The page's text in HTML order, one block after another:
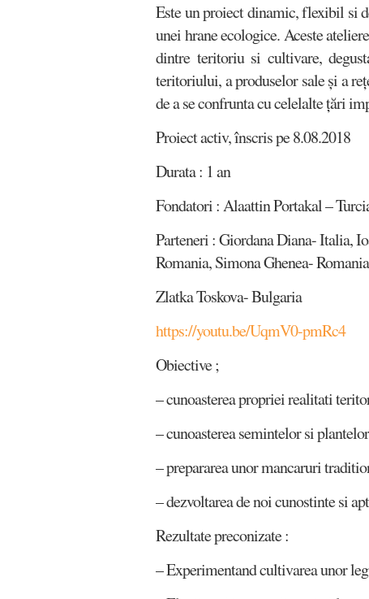
Este un proiect dinamic, flexibil si
unei hrane ecologice. Aceste
dintre teritoriu si cultivare,
teritoriului, a produselor sale și a
de a se confrunta cu celelalte țări
Proiect activ, înscris pe 8.08.2018
Durata : 1 an
Fondatori : Alaattin Portakal –
Parteneri : Giordana Diana- Italia,
Romania, Simona Ghenea-
Zlatka Toskova- Bulgaria
https://youtu.be/UqmV0-pmRc4
Obiective ;
– cunoasterea propriei realitati
– cunoasterea semintelor si
– prepararea unor mancaruri
– dezvoltarea de noi cunostinte si
Rezultate preconizate :
– Experimentand cultivarea unor